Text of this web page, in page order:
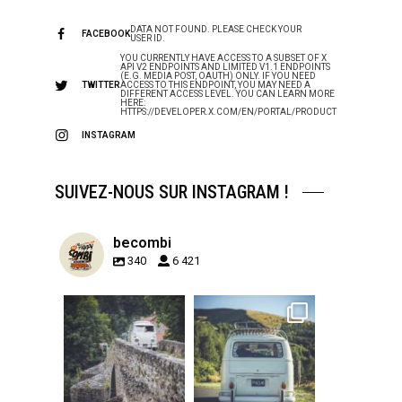
FACEBOOKDATA NOT FOUND. PLEASE CHECK YOUR
USER ID.
TWITTER
YOU CURRENTLY HAVE ACCESS TO A SUBSET OF X
API V2 ENDPOINTS AND LIMITED V1.1 ENDPOINTS
(E.G. MEDIA POST, OAUTH) ONLY. IF YOU NEED
ACCESS TO THIS ENDPOINT, YOU MAY NEED A
DIFFERENT ACCESS LEVEL. YOU CAN LEARN MORE
HERE:
HTTPS://DEVELOPER.X.COM/EN/PORTAL/PRODUCT
INSTAGRAM
SUIVEZ-NOUS SUR INSTAGRAM !
becombi
340 6 421
becombi
Sep 15
becombi
Sep 12